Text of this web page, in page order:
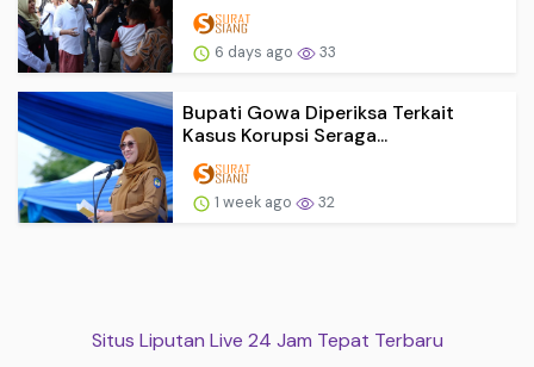
6 days ago 33
Bupati Gowa Diperiksa Terkait
Kasus Korupsi Seraga...
1 week ago 32
Situs Liputan Live 24 Jam Tepat Terbaru